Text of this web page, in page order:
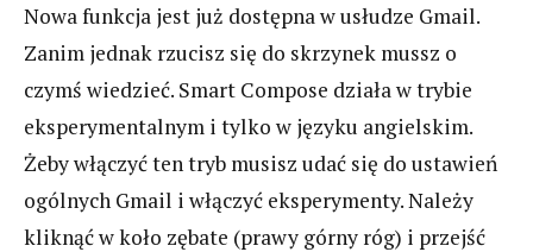
Nowa funkcja jest już dostępna w usłudze Gmail.
Zanim jednak rzucisz się do skrzynek mussz o
czymś wiedzieć. Smart Compose działa w trybie
eksperymentalnym i tylko w języku angielskim.
Żeby włączyć ten tryb musisz udać się do ustawień
ogólnych Gmail i włączyć eksperymenty. Należy
kliknąć w koło zębate (prawy górny róg) i przejść